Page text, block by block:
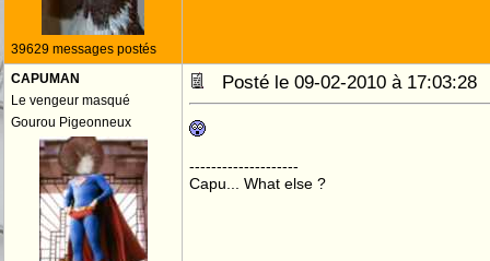
39629 messages postés
CAPUMAN
Le vengeur masqué
Gourou Pigeonneux
Posté le 09-02-2010 à
--------------------
Capu... What else ?